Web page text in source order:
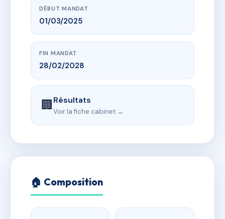
DÉBUT MANDAT
01/03/2025
FIN MANDAT
28/02/2028
🏢Résultats
Voir la fiche cabinet →
🏠 Composition